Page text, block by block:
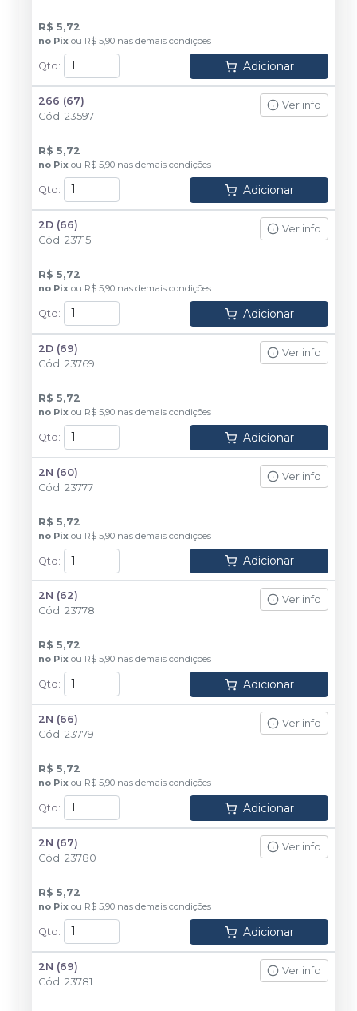
R$ 5,72
no Pix ou R$ 5,90 nas demais condições
Qtd : Adicionar
266 (67)
Cód. 23597
Ver info
R$ 5,72
no Pix ou R$ 5,90 nas demais condições
Qtd : Adicionar
2D (66)
Cód. 23715
Ver info
R$ 5,72
no Pix ou R$ 5,90 nas demais condições
Qtd : Adicionar
2D (69)
Cód. 23769
Ver info
R$ 5,72
no Pix ou R$ 5,90 nas demais condições
Qtd : Adicionar
2N (60)
Cód. 23777
Ver info
R$ 5,72
no Pix ou R$ 5,90 nas demais condições
Qtd: Adicionar
2N (62)
Cód. 23778
Ver info
R$ 5,72
no Pix ou R$ 5,90 nas demais condições
Qtd : Adicionar
2N (66)
Cód. 23779
Ver info
R$ 5,72
no Pix ou R$ 5,90 nas demais condições
Qtd : Adicionar
2N (67)
Cód. 23780
Ver info
R$ 5,72
no Pix ou R$ 5,90 nas demais condições
Qtd : Adicionar
2N (69)
Cód. 23781
Ver info